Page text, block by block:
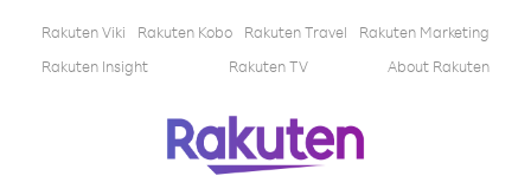
Rakuten Viki Rakuten Kobo Rakuten Travel
Rakuten Marketing
Rakuten Insight
Rakuten TV About Rakuten